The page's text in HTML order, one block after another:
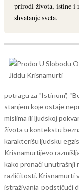
prirodi života, istine i
shvatanje sveta.
potragu za “Istinom”,
stanjem koje ostaje
mislima ili ljudskoj
života u kontekstu
karakterišu ljudsku
Krisnamurtijevo
kako pronaći unutrašnji
različitosti. Krisnamurti
istraživanja, podstičući